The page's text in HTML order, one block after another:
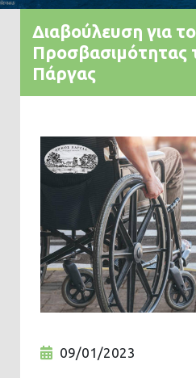
Διαβούλευση για
Προσβασιμότητας
Πάργας
09/01/2023